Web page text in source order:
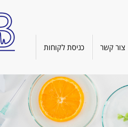
צור קשר כניסת לקוחות